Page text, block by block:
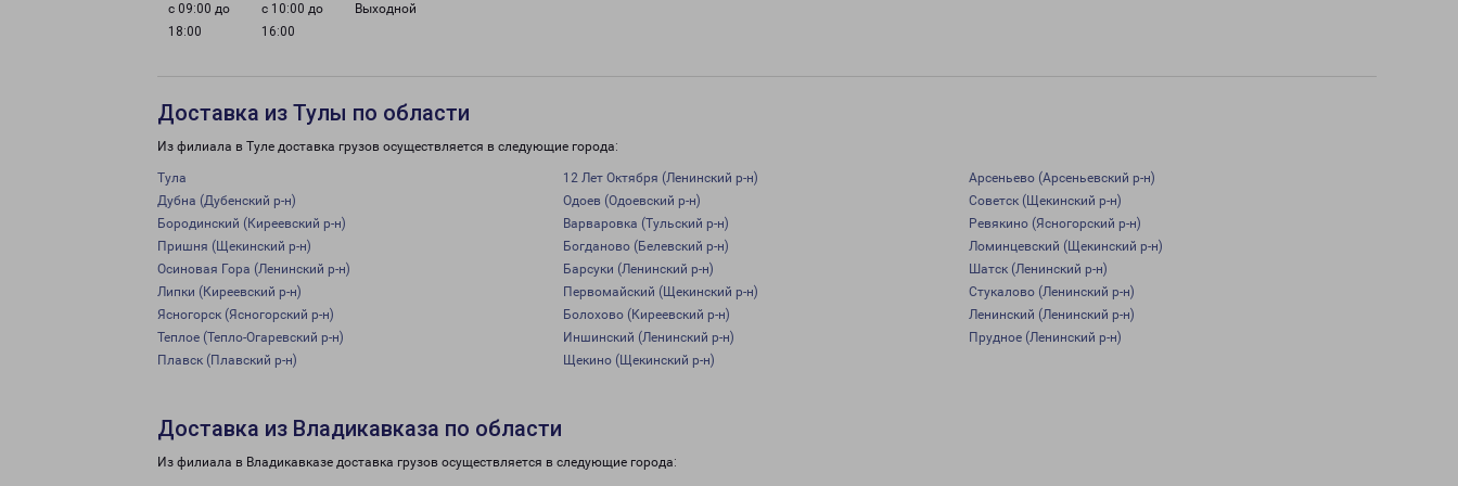
с 09:00 до
18:00
с 10:00 до
16:00
Выходной
Доставка из Тулы по области
Из филиала в Туле доставка грузов осуществляется в следующие города:
Тула 12 Лет Октября (Ленинский р-н)
Арсеньево (Арсеньевский р-н)
Дубна (Дубенский р-н)
Одоев (Одоевский р-н)
Советск (Щекинский р-н)
Бородинский (Киреевский р-н)
Варваровка (Тульский р-н)
Ревякино (Ясногорский р-н)
Пришня (Щекинский р-н)
Богданово (Белевский р-н)
Ломинцевский (Щекинский р-н)
Осиновая Гора (Ленинский р-н)
Барсуки (Ленинский р-н)
Шатск (Ленинский р-н)
Липки (Киреевский р-н)
Первомайский (Щекинский р-н)
Стукалово (Ленинский р-н)
Ясногорск (Ясногорский р-н)
Болохово (Киреевский р-н)
Ленинский (Ленинский р-н)
Теплое (Тепло-Огаревский р-н)
Иншинский (Ленинский р-н)
Прудное (Ленинский р-н)
Плавск (Плавский р-н)
Щекино (Щекинский р-н)
Доставка из Владикавказа по области
Из филиала в Владикавказе доставка грузов осуществляется в следующие города: